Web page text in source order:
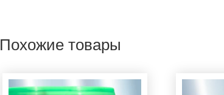
Похожие товары